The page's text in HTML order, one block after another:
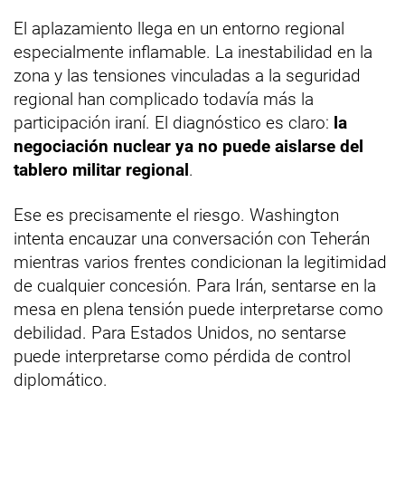
El aplazamiento llega en un entorno regional
especialmente inflamable. La inestabilidad en la
zona y las tensiones vinculadas a la seguridad
regional han complicado todavía más la
participación iraní. El diagnóstico es claro: la
negociación nuclear ya no puede aislarse del
tablero militar regional.
Ese es precisamente el riesgo. Washington
intenta encauzar una conversación con Teherán
mientras varios frentes condicionan la legitimidad
de cualquier concesión. Para Irán, sentarse en la
mesa en plena tensión puede interpretarse como
debilidad. Para Estados Unidos, no sentarse
puede interpretarse como pérdida de control
diplomático.